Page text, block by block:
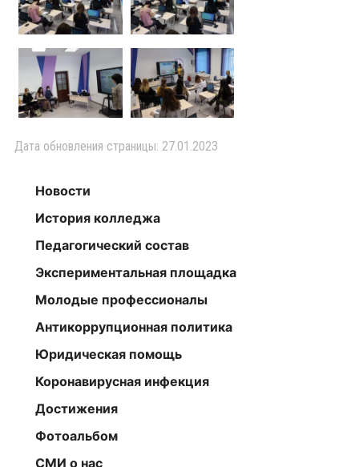
Дата обновления страницы: 27.01.2023
Новости
История колледжа
Педагогический состав
Экспериментальная площадка
Молодые профессионалы
Антикоррупционная политика
Юридическая помощь
Коронавирусная инфекция
Достижения
Фотоальбом
СМИ о нас